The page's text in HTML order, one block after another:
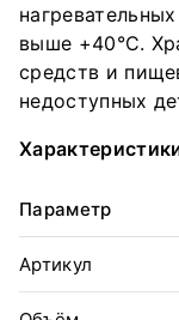
выше +40°С.
средств и
недоступных
Параметр
Артикул